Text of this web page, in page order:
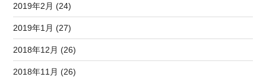
2019年2月 (24)
2019年1月 (27)
2018年12月 (26)
2018年11月 (26)